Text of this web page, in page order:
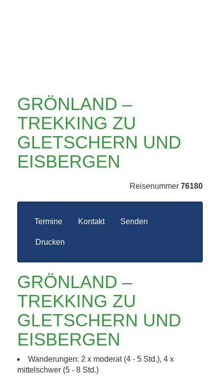
GRÖNLAND –
TREKKING ZU
GLETSCHERN UND
EISBERGEN
Reisenummer 76180
Termine Kontakt Senden
Drucken
GRÖNLAND –
TREKKING ZU
GLETSCHERN UND
EISBERGEN
Wanderungen: 2 x moderat (4 - 5 Std.), 4 x
mittelschwer (5 - 8 Std.)